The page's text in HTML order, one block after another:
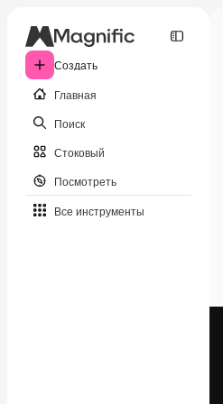
Создать
Главная
Поиск
Стоковый
Посмотреть
Все инструменты